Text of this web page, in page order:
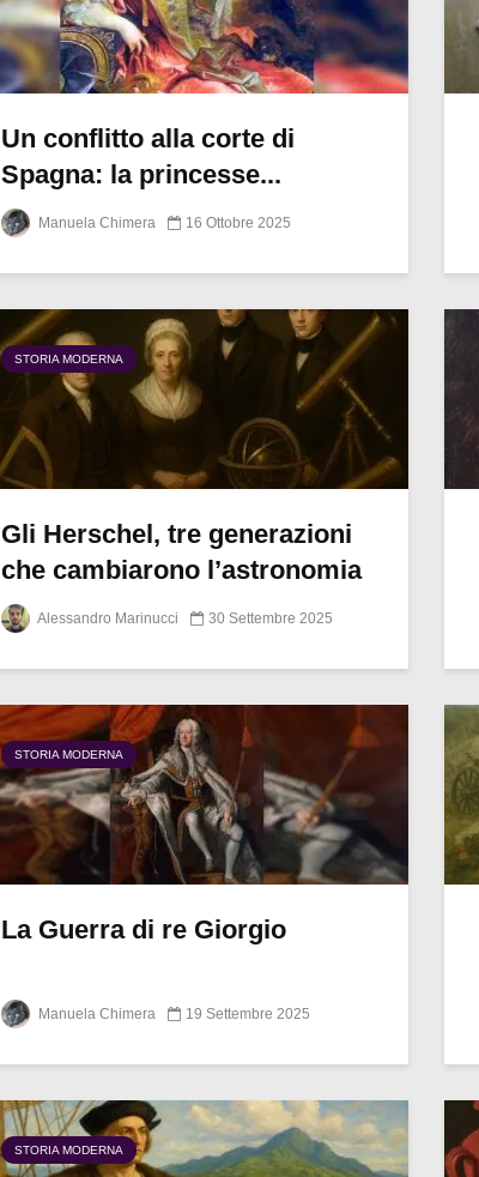
Un conflitto alla corte di
Spagna: la princesse...
Manuela Chimera 16 Ottobre 2025
STORIA MODERNA
Gli Herschel, tre generazioni
che cambiarono l’astronomia
Alessandro Marinucci 30 Settembre 2025
STORIA MODERNA
La Guerra di re Giorgio
Manuela Chimera 19 Settembre 2025
STORIA MODERNA